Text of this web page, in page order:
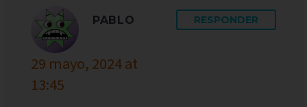
PABLO
29 mayo, 2024 at
13:45
RESPONDER